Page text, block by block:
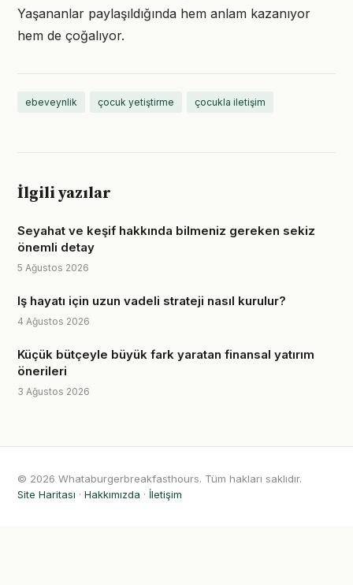
Yaşananlar paylaşıldığında hem anlam kazanıyor
hem de çoğalıyor.
ebeveynlik çocuk yetiştirme çocukla iletişim
İlgili yazılar
Seyahat ve keşif hakkında bilmeniz gereken sekiz
önemli detay
5 Ağustos 2026
Iş hayatı için uzun vadeli strateji nasıl kurulur?
4 Ağustos 2026
Küçük bütçeyle büyük fark yaratan finansal yatırım
önerileri
3 Ağustos 2026
© 2026 Whataburgerbreakfasthours. Tüm hakları saklıdır.
Site Haritası · Hakkımızda · İletişim